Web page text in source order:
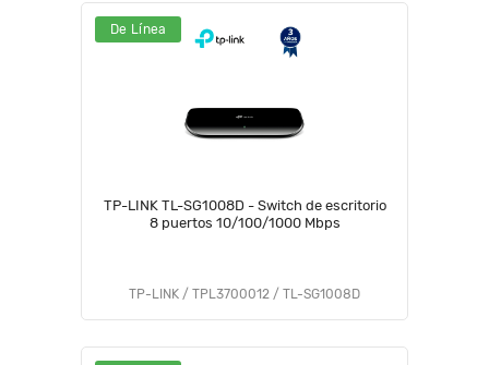
De Línea
TP-LINK TL-SG1008D - Switch de escritorio
8 puertos 10/100/1000 Mbps
TP-LINK / TPL3700012 / TL-SG1008D